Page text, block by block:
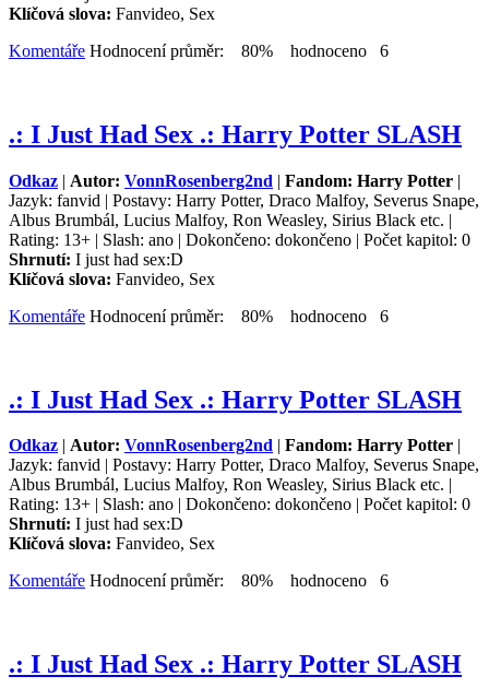
Klíčová slova: Fanvideo, Sex
Komentáře Hodnocení průměr: 80% hodnoceno 6
.: I Just Had Sex .: Harry Potter SLASH
Odkaz | Autor: VonnRosenberg2nd | Fandom: Harry Potter |
Jazyk: fanvid | Postavy: Harry Potter, Draco Malfoy, Severus Snape,
Albus Brumbál, Lucius Malfoy, Ron Weasley, Sirius Black etc. |
Rating: 13+ | Slash: ano | Dokončeno: dokončeno | Počet kapitol: 0
Shrnutí: I just had sex:D
Klíčová slova: Fanvideo, Sex
Komentáře Hodnocení průměr: 80% hodnoceno 6
.: I Just Had Sex .: Harry Potter SLASH
Odkaz | Autor: VonnRosenberg2nd | Fandom: Harry Potter |
Jazyk: fanvid | Postavy: Harry Potter, Draco Malfoy, Severus Snape,
Albus Brumbál, Lucius Malfoy, Ron Weasley, Sirius Black etc. |
Rating: 13+ | Slash: ano | Dokončeno: dokončeno | Počet kapitol: 0
Shrnutí: I just had sex:D
Klíčová slova: Fanvideo, Sex
Komentáře Hodnocení průměr: 80% hodnoceno 6
.: I Just Had Sex .: Harry Potter SLASH